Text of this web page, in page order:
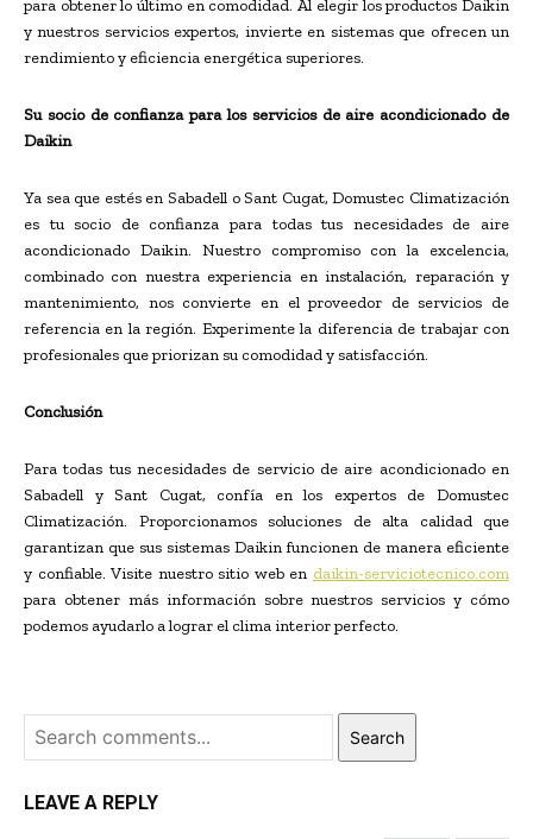
para obtener lo último en comodidad. Al elegir los productos Daikin
y nuestros servicios expertos, invierte en sistemas que ofrecen un
rendimiento y eficiencia energética superiores.
Su socio de confianza para los servicios de aire acondicionado de
Daikin
Ya sea que estés en Sabadell o Sant Cugat, Domustec Climatización
es tu socio de confianza para todas tus necesidades de aire
acondicionado Daikin. Nuestro compromiso con la excelencia,
combinado con nuestra experiencia en instalación, reparación y
mantenimiento, nos convierte en el proveedor de servicios de
referencia en la región. Experimente la diferencia de trabajar con
profesionales que priorizan su comodidad y satisfacción.
Conclusión
Para todas tus necesidades de servicio de aire acondicionado en
Sabadell y Sant Cugat, confía en los expertos de Domustec
Climatización. Proporcionamos soluciones de alta calidad que
garantizan que sus sistemas Daikin funcionen de manera eficiente
y confiable. Visite nuestro sitio web en daikin-serviciotecnico.com
para obtener más información sobre nuestros servicios y cómo
podemos ayudarlo a lograr el clima interior perfecto.
Search
LEAVE A REPLY